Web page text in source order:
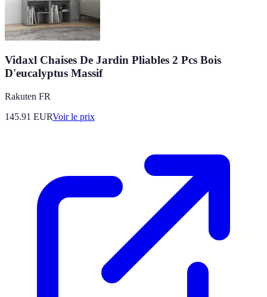
Vidaxl Chaises De Jardin Pliables 2 Pcs Bois
D'eucalyptus Massif
Rakuten FR
145.91 EURVoir le prix